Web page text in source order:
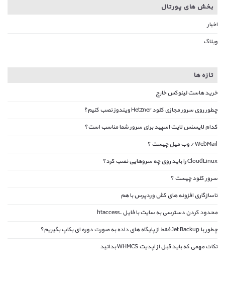
بخش های پورتال
اخبار
وبلاگ
تازه ها
خرید هاست لینوکس خارج
چطور روی سرور مجازی کلود Hetzner ویندوز نصب کنیم؟
کدام لایسنس لایت اسپید برای سرور شما مناسب است؟
WebMail / وب میل چیست ؟
CloudLinux را باید روی چه سروهایی نصب کرد؟
سرور کلود چیست ؟
ناسازگاری افزونه های کش وردپرس با هم
محدود کردن دسترسی به سایت با فایل .htaccess
چطور با Jet Backup فقط از پایگاه های داده به صورت دوره ای بکاپ بگیریم؟
نکات مهمی که باید قبل از آپدیت WHMCS بدانید